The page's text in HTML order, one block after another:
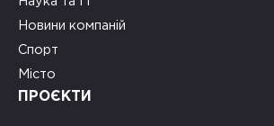
Новини компаній
Спорт
Місто
ПРОЄКТИ